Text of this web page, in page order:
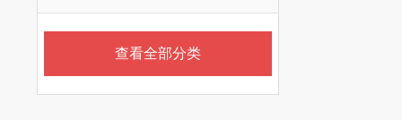
查看全部分类